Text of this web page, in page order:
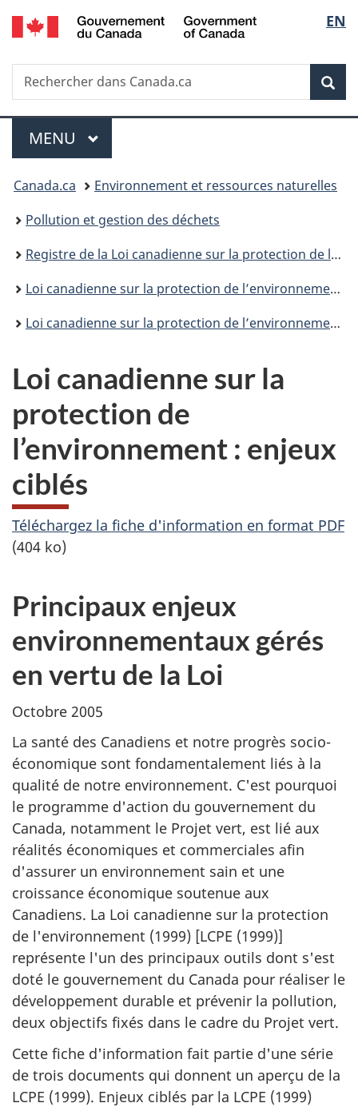
Passer
au
principal
Passer
à
Au
du
Passer
à
version
simplifiée
de
la
EN
Recherche
Rechercher
dans
Menu
MENU PRINCIPAL
Vous
êtes
ici :
Canada.ca
Environnement et ressources naturelles
Pollution et gestion des déchets
Registre de la Loi canadienne sur la protection de l’environnement
Loi canadienne sur la protection de l’environnement : information générale
Loi canadienne sur la protection de l’environnement : fiches d’information
Loi canadienne sur la
protection de
l’environnement : enjeux
ciblés
Téléchargez la fiche d'information en format PDF
(404 ko)
Principaux enjeux
environnementaux gérés
en vertu de la Loi
Octobre 2005
La santé des Canadiens et notre progrès socio-
économique sont fondamentalement liés à la
qualité de notre environnement. C'est pourquoi
le programme d'action du gouvernement du
Canada, notamment le Projet vert, est lié aux
réalités économiques et commerciales afin
d'assurer un environnement sain et une
croissance économique soutenue aux
Canadiens. La Loi canadienne sur la protection
de l'environnement (1999) [LCPE (1999)]
représente l'un des principaux outils dont s'est
doté le gouvernement du Canada pour réaliser le
développement durable et prévenir la pollution,
deux objectifs fixés dans le cadre du Projet vert.
Cette fiche d'information fait partie d'une série
de trois documents qui donnent un aperçu de la
LCPE (1999). Enjeux ciblés par la LCPE (1999)